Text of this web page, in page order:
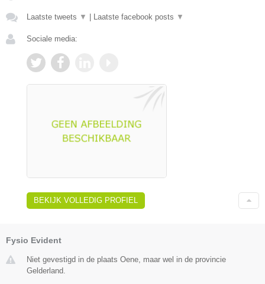
Laatste tweets ▼ Laatste facebook posts ▼
Sociale media:
BEKIJK VOLLEDIG PROFIEL
Fysio Evident
Niet gevestigd in de plaats Oene, maar wel in de provincie
Gelderland.